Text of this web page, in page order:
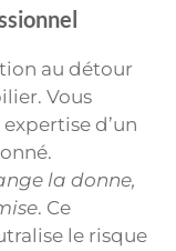
au détour
Vous
d’un
la donne,
. Ce
le risque